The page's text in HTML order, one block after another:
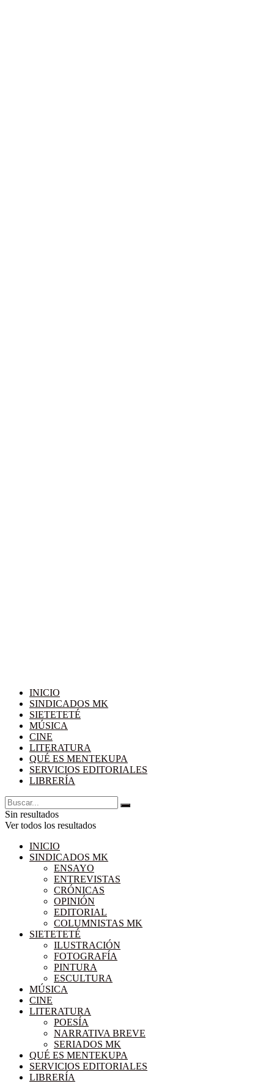
INICIO
SINDICADOS MK
SIETETETÉ
MÚSICA
CINE
LITERATURA
QUÉ ES MENTEKUPA
SERVICIOS EDITORIALES
LIBRERÍA
Sin resultados
Ver todos los resultados
INICIO
SINDICADOS MK
ENSAYO
ENTREVISTAS
CRÓNICAS
OPINIÓN
EDITORIAL
COLUMNISTAS MK
SIETETETÉ
ILUSTRACIÓN
FOTOGRAFÍA
PINTURA
ESCULTURA
MÚSICA
CINE
LITERATURA
POESÍA
NARRATIVA BREVE
SERIADOS MK
QUÉ ES MENTEKUPA
SERVICIOS EDITORIALES
LIBRERÍA